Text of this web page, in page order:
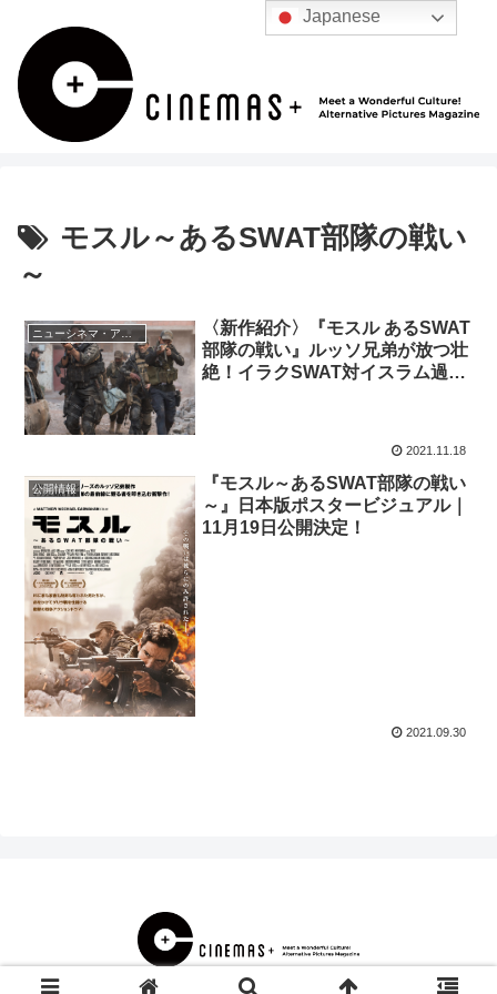
モスル～あるSWAT部隊の戦い
～
ニューシネマ・アナリティクス
〈新作紹介〉『モスル あるSWAT
部隊の戦い』ルッソ兄弟が放つ壮
絶！イラクSWAT対イスラム過激
2021.11.18
公開情報
『モスル～あるSWAT部隊の戦い
～』日本版ポスタービジュアル｜
11月19日公開決定！
2021.09.30
© 2000 CINEMAS＋.
Japanese